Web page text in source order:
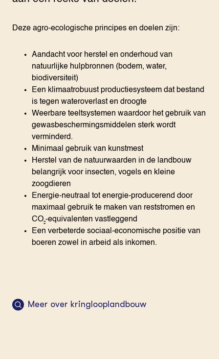
Deze agro-ecologische principes en doelen zijn:
Aandacht voor herstel en onderhoud van
natuurlijke hulpbronnen (bodem, water,
biodiversiteit)
Een klimaatrobuust productiesysteem dat bestand
is tegen wateroverlast en droogte
Weerbare teeltsystemen waardoor het gebruik van
gewasbeschermingsmiddelen sterk wordt
verminderd.
Minimaal gebruik van kunstmest
Herstel van de natuurwaarden in de landbouw
belangrijk voor insecten, vogels en kleine
zoogdieren
Energie-neutraal tot energie-producerend door
maximaal gebruik te maken van reststromen en
CO₂-equivalenten vastleggend
Een verbeterde sociaal-economische positie van
boeren zowel in arbeid als inkomen.
Meer over kringlooplandbouw